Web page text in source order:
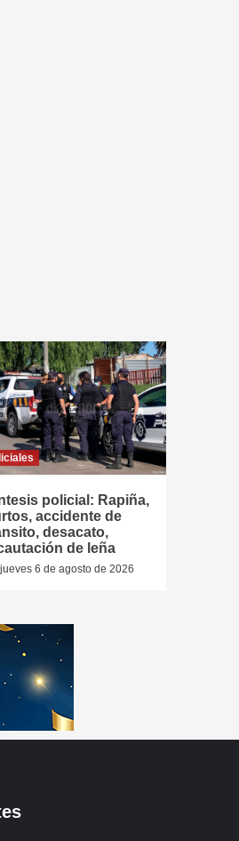
policial: Rapiña,
accidente de
desacato,
de leña
jueves 6 de agosto de 2026